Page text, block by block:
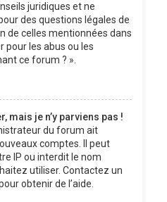
juridiques et ne
des questions légales de
de celles mentionnées dans
pour les abus ou les
ce forum ? ».
mais je n’y parviens pas !
du forum ait
comptes. Il peut
IP ou interdit le nom
utiliser. Contactez un
obtenir de l’aide.